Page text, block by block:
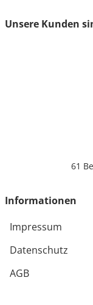
Unsere Kunden
61
Informationen
Impressum
Datenschutz
AGB